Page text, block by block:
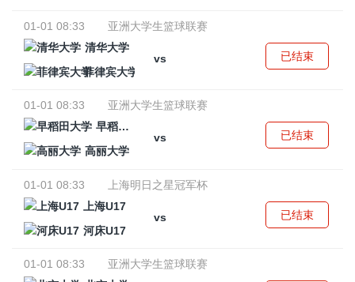
01-01 08:33
亚洲大学生篮球联赛
清华大学
vs
菲律宾大学
已结束
01-01 08:33
亚洲大学生篮球联赛
早稻田大学
vs
高丽大学
已结束
01-01 08:33
上海明日之星冠军杯
上海U17
vs
河床U17
已结束
01-01 08:33
亚洲大学生篮球联赛